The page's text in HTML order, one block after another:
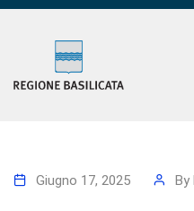
Giugno 17, 2025 By